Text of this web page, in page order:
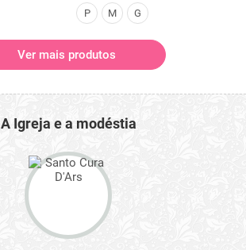
P M G
Ver mais produtos
A Igreja e a modéstia